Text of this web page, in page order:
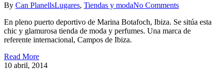
By Can PlanellsLugares, Tiendas y modaNo Comments
En pleno puerto deportivo de Marina Botafoch, Ibiza. Se sitúa esta
chic y glamurosa tienda de moda y perfumes. Una marca de
referente internacional, Campos de Ibiza.
Read More
10 abril, 2014